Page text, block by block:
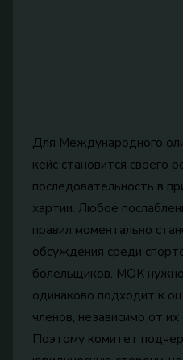
Для Международного
кейс становится своего
последовательность в
хартии. Любое
правил моментально
обсуждения среди
болельщиков. МОК
одинаково подходит к
членов, независимо от их
Поэтому комитет